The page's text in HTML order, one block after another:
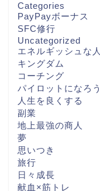
Categories
PayPayボーナス
SFC修行
Uncategorized
エネルギッシュな人
キングダム
コーチング
パイロットになろう
人生を良くする
副業
地上最強の商人
夢
思いつき
旅行
日々成長
献血×筋トレ